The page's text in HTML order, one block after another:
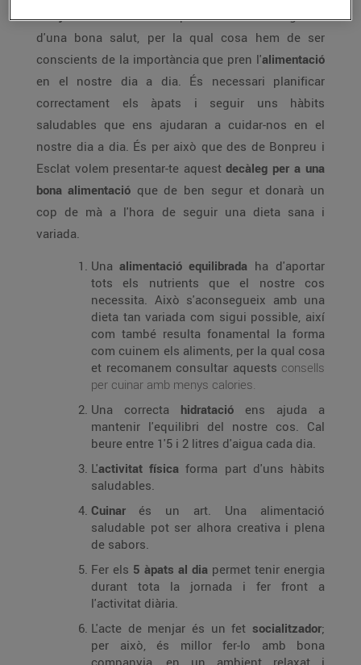
Menjar béés fonamental per trobar-nos bé i gaudir
d'una bona salut, per la qual cosa hem de ser
conscients de la importància que pren l'alimentació
en el nostre dia a dia. És necessari planificar
correctament els àpats i seguir uns hàbits
saludables que ens ajudaran a cuidar-nos en el
nostre dia a dia. És per això que des de Bonpreu i
Esclat volem presentar-te aquest decàleg per a una
bona alimentació que de ben segur et donarà un
cop de mà a l'hora de seguir una dieta sana i
variada.
Una alimentació equilibrada ha d'aportar
tots els nutrients que el nostre cos
necessita. Això s'aconsegueix amb una
dieta tan variada com sigui possible, així
com també resulta fonamental la forma
com cuinem els aliments, per la qual cosa
et recomanem consultar aquests consells
per cuinar amb menys calories.
Una correcta hidratació ens ajuda a
mantenir l'equilibri del nostre cos. Cal
beure entre 1'5 i 2 litres d'aigua cada dia.
L'activitat física forma part d'uns hàbits
saludables.
Cuinar és un art. Una alimentació
saludable pot ser alhora creativa i plena
de sabors.
Fer els 5 àpats al dia permet tenir energia
durant tota la jornada i fer front a
l'activitat diària.
L'acte de menjar és un fet socialitzador;
per això, és millor fer-lo amb bona
companyia, en un ambient relaxat i